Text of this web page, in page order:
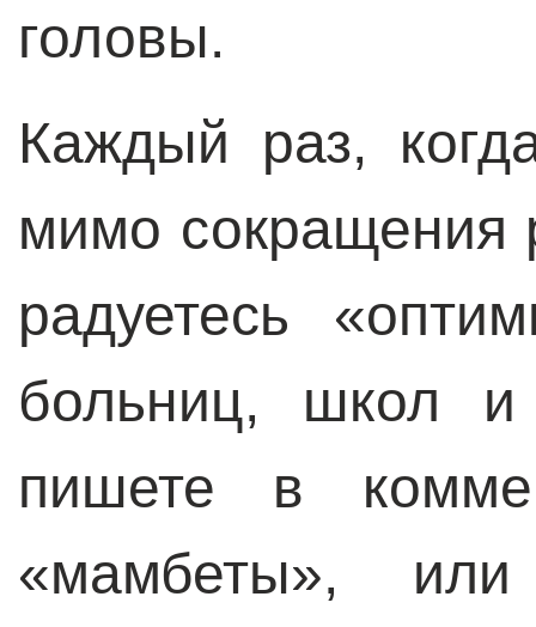
головы.
Каждый раз,
мимо сокращения
радуетесь
больниц, школ и
пишете в
«мамбеты», или